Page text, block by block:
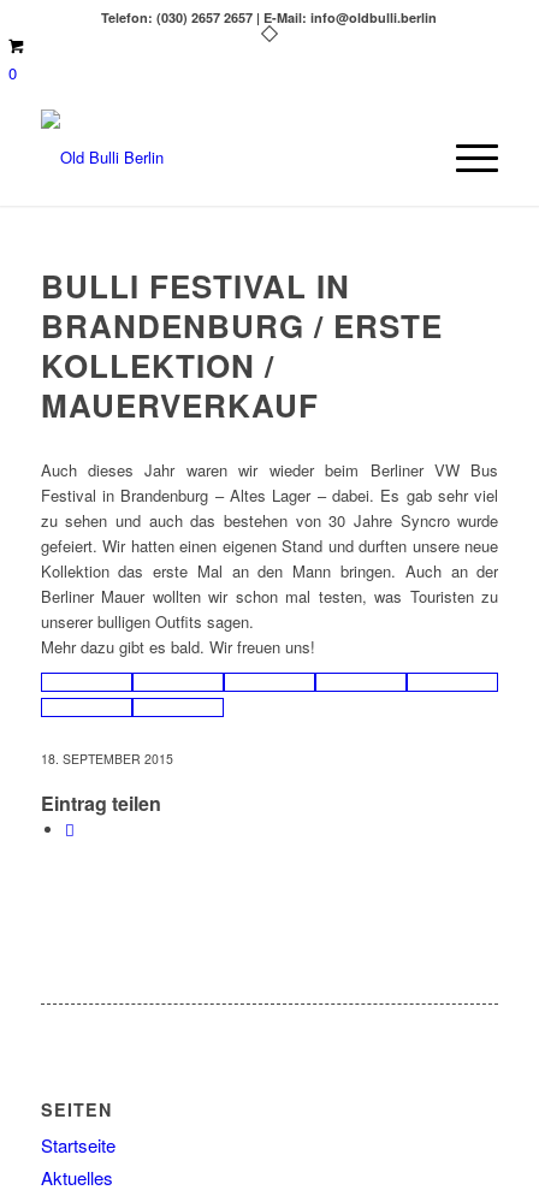
Telefon: (030) 2657 2657 | E-Mail: info@oldbulli.berlin
0
BULLI FESTIVAL IN
BRANDENBURG / ERSTE
KOLLEKTION /
MAUERVERKAUF
Auch dieses Jahr waren wir wieder beim Berliner VW Bus
Festival in Brandenburg – Altes Lager – dabei. Es gab sehr viel
zu sehen und auch das bestehen von 30 Jahre Syncro wurde
gefeiert. Wir hatten einen eigenen Stand und durften unsere neue
Kollektion das erste Mal an den Mann bringen. Auch an der
Berliner Mauer wollten wir schon mal testen, was Touristen zu
unserer bulligen Outfits sagen.
Mehr dazu gibt es bald. Wir freuen uns!
18. SEPTEMBER 2015
Eintrag teilen
SEITEN
Startseite
Aktuelles